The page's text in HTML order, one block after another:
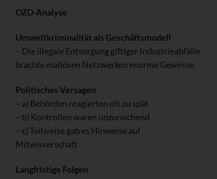
OZD-Analyse
Umweltkriminalität als Geschäftsmodell
– Die illegale Entsorgung giftiger Industrieabfälle
brachte mafiösen Netzwerken enorme Gewinne.
Politisches Versagen
– a) Behörden reagierten oft zu spät
– b) Kontrollen waren unzureichend
– c) Teilweise gab es Hinweise auf
Mitwisserschaft
Langfristige Folgen